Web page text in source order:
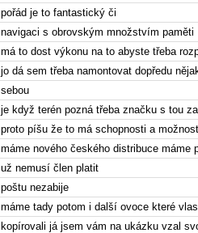
pořád je to fantastický či
navigaci s obrovským množstvím paměti
má to dost výkonu na to abyste třeba
jo dá sem třeba namontovat dopředu
sebou
je když terén pozná třeba značku s tou
proto píšu že to má schopnosti a
máme nového českého distribuce máme
už nemusí člen platit
poštu nezabije
máme tady potom i další ovoce které
kopírovali já jsem vám na ukázku vzal